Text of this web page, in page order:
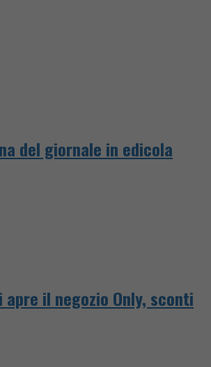
del giornale in edicola
apre il negozio Only, sconti